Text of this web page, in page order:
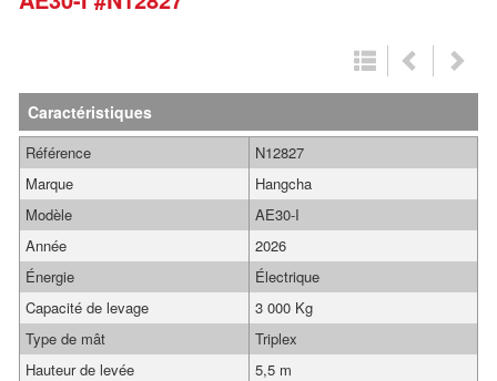
Caractéristiques
Référence
N12827
Marque
Hangcha
Modèle
AE30-I
Année
2026
Énergie
Électrique
Capacité de levage
3 000 Kg
Type de mât
Triplex
Hauteur de levée
5,5 m